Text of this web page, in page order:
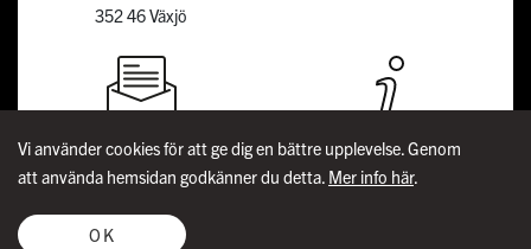
352 46 Växjö
info@qsnick.se
Garanti & reklamation
Kvalitet & miljö erafonster.se
Vi använder cookies för att ge dig en bättre upplevelse. Genom
att använda hemsidan godkänner du detta. Mer info här.
OK